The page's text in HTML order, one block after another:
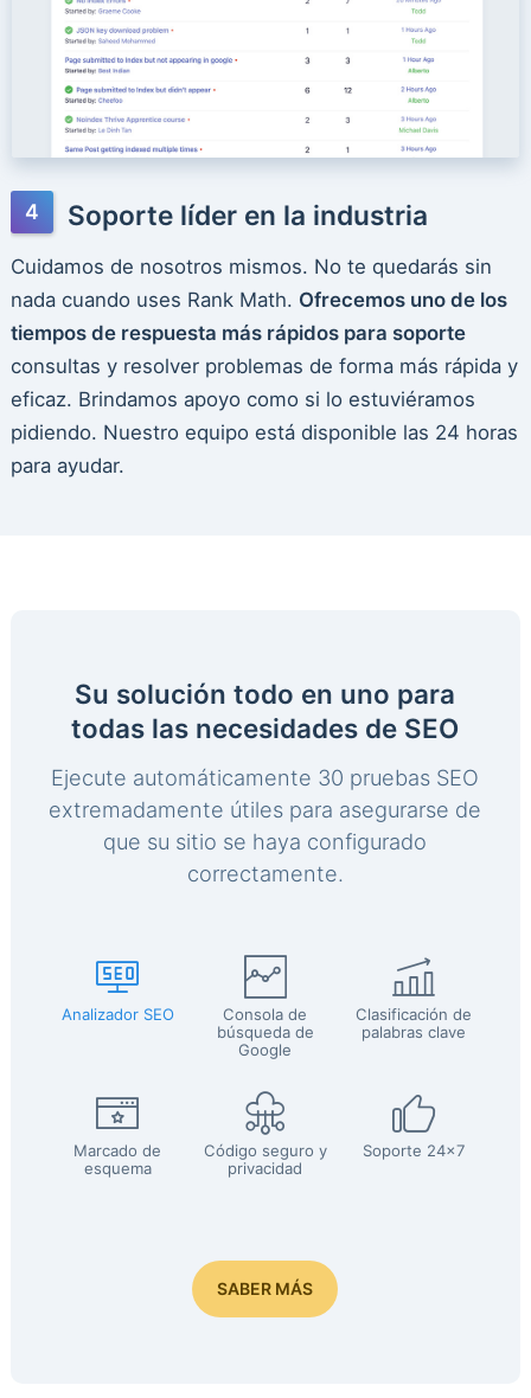
Soporte líder en la industria
Cuidamos de nosotros mismos. No te quedarás sin
nada cuando uses Rank Math. Ofrecemos uno de los
tiempos de respuesta más rápidos para soporte
consultas y resolver problemas de forma más rápida y
eficaz. Brindamos apoyo como si lo estuviéramos
pidiendo. Nuestro equipo está disponible las 24 horas
para ayudar.
Su solución todo en uno para
todas las necesidades de SEO
Ejecute automáticamente 30 pruebas SEO
extremadamente útiles para asegurarse de
que su sitio se haya configurado
correctamente.
Analizador SEO
Consola de
búsqueda de
Google
Clasificación de
palabras clave
Marcado de
esquema
Código seguro y
privacidad
Soporte 24x7
SABER MÁS